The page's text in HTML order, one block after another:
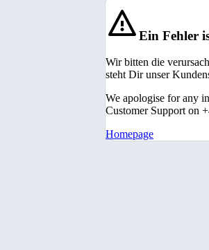
Ein Fehler
Wir bitten die
steht Dir unser
We apologise for any
Customer Support on
Homepage